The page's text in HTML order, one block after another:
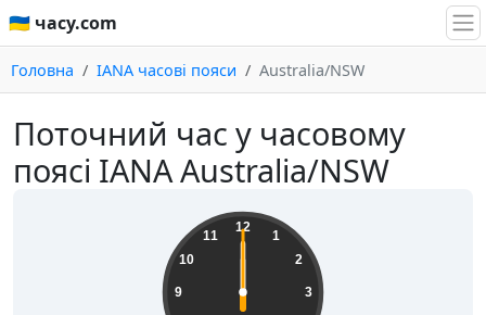
🇺🇦 часу.com
Головна IANA часові пояси Australia/NSW
Поточний час у часовому
поясі IANA Australia/NSW
12
1
2
3
9
10
11